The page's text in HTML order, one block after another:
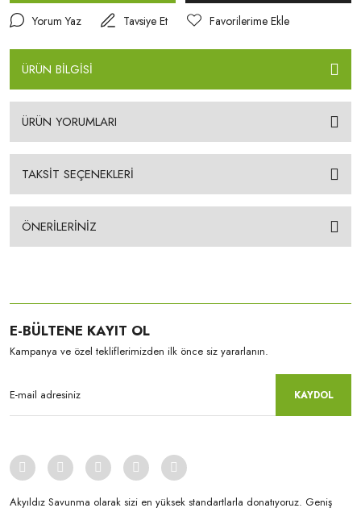
Yorum Yaz Tavsiye Et
ÜRÜN BİLGİSİ
ÜRÜN YORUMLARI
TAKSİT SEÇENEKLERİ
ÖNERİLERİNİZ
E-BÜLTENE KAYIT OL
Kampanya ve özel tekliflerimizden ilk önce siz yararlanın.
KAYDOL
Akyıldız Savunma olarak sizi en yüksek standartlarla donatıyoruz. Geniş